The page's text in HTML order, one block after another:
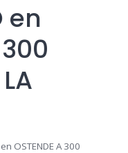
en
OSTENDE A 300